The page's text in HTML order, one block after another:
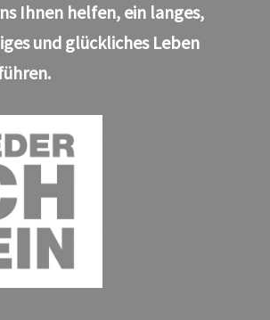
Ihnen helfen, ein langes,
und glückliches Leben